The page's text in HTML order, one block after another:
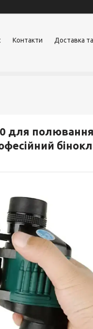
Контакти Доставка
для